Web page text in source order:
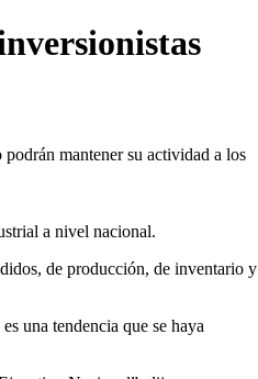
mantener su actividad a los
a nivel nacional.
de producción, de inventario y
una tendencia que se haya